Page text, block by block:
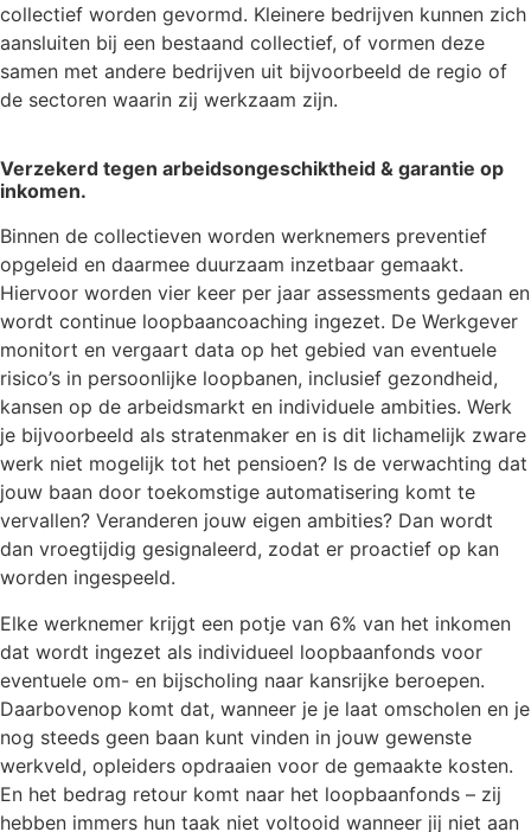
collectief worden gevormd. Kleinere bedrijven kunnen zich
aansluiten bij een bestaand collectief, of vormen deze
samen met andere bedrijven uit bijvoorbeeld de regio of
de sectoren waarin zij werkzaam zijn.
Verzekerd tegen arbeidsongeschiktheid & garantie op
inkomen.
Binnen de collectieven worden werknemers preventief
opgeleid en daarmee duurzaam inzetbaar gemaakt.
Hiervoor worden vier keer per jaar assessments gedaan en
wordt continue loopbaancoaching ingezet. De Werkgever
monitort en vergaart data op het gebied van eventuele
risico’s in persoonlijke loopbanen, inclusief gezondheid,
kansen op de arbeidsmarkt en individuele ambities. Werk
je bijvoorbeeld als stratenmaker en is dit lichamelijk zware
werk niet mogelijk tot het pensioen? Is de verwachting dat
jouw baan door toekomstige automatisering komt te
vervallen? Veranderen jouw eigen ambities? Dan wordt
dan vroegtijdig gesignaleerd, zodat er proactief op kan
worden ingespeeld.
Elke werknemer krijgt een potje van 6% van het inkomen
dat wordt ingezet als individueel loopbaanfonds voor
eventuele om- en bijscholing naar kansrijke beroepen.
Daarbovenop komt dat, wanneer je je laat omscholen en je
nog steeds geen baan kunt vinden in jouw gewenste
werkveld, opleiders opdraaien voor de gemaakte kosten.
En het bedrag retour komt naar het loopbaanfonds – zij
hebben immers hun taak niet voltooid wanneer jij niet aan